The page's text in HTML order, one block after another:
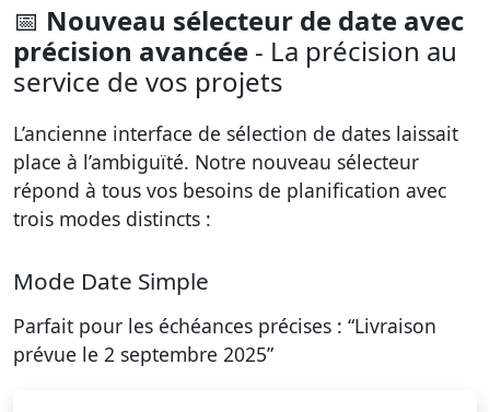
📅 Nouveau sélecteur de date avec
précision avancée - La précision au
service de vos projets
L’ancienne interface de sélection de dates laissait
place à l’ambiguïté. Notre nouveau sélecteur
répond à tous vos besoins de planification avec
trois modes distincts :
Mode Date Simple
Parfait pour les échéances précises : “Livraison
prévue le 2 septembre 2025”